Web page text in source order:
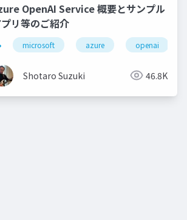
fpt fpt ai factory nvidia
code java spring boot
github github copilot
OpenAI Service 概要とサンプル
リ等のご紹介
microsoft azure openai
Shotaro Suzuki 46.8K